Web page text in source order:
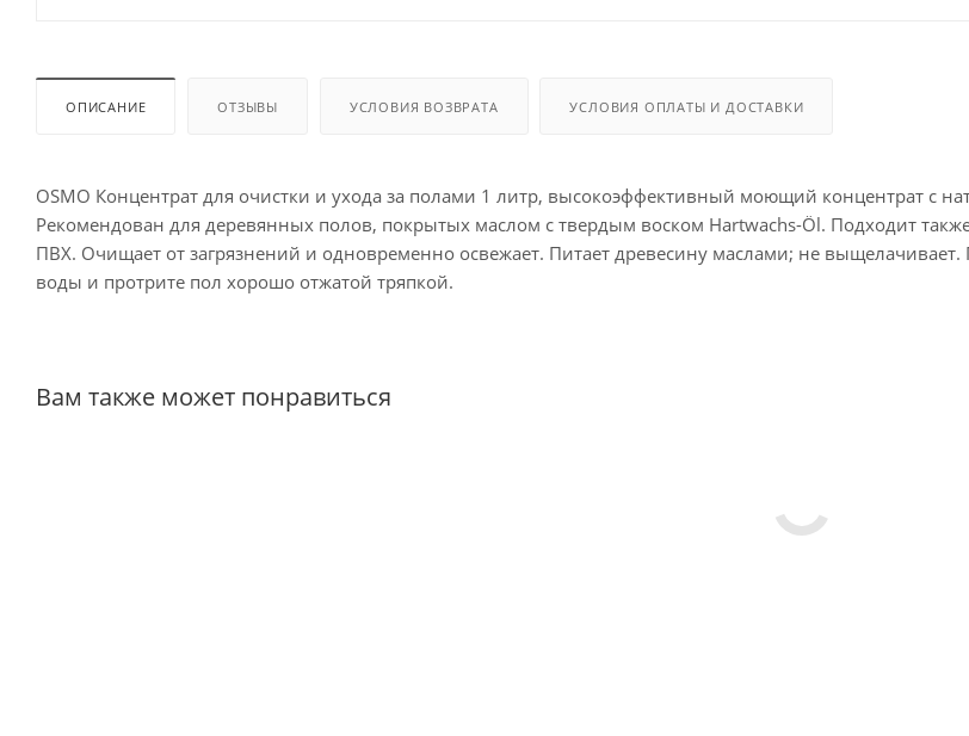
ОПИСАНИЕ ОТЗЫВЫ УСЛОВИЯ ВОЗВРАТА УСЛОВИЯ ОПЛАТЫ И ДОСТАВКИ
OSMO Концентрат для очистки и ухода за полами 1 литр, высокоэффективный моющий концентрат с
Рекомендован для деревянных полов, покрытых маслом с твердым воском Hartwachs-Öl. Подходит
ПВХ. Очищает от загрязнений и одновременно освежает. Питает древесину маслами; не
воды и протрите пол хорошо отжатой тряпкой.
Вам также может понравиться